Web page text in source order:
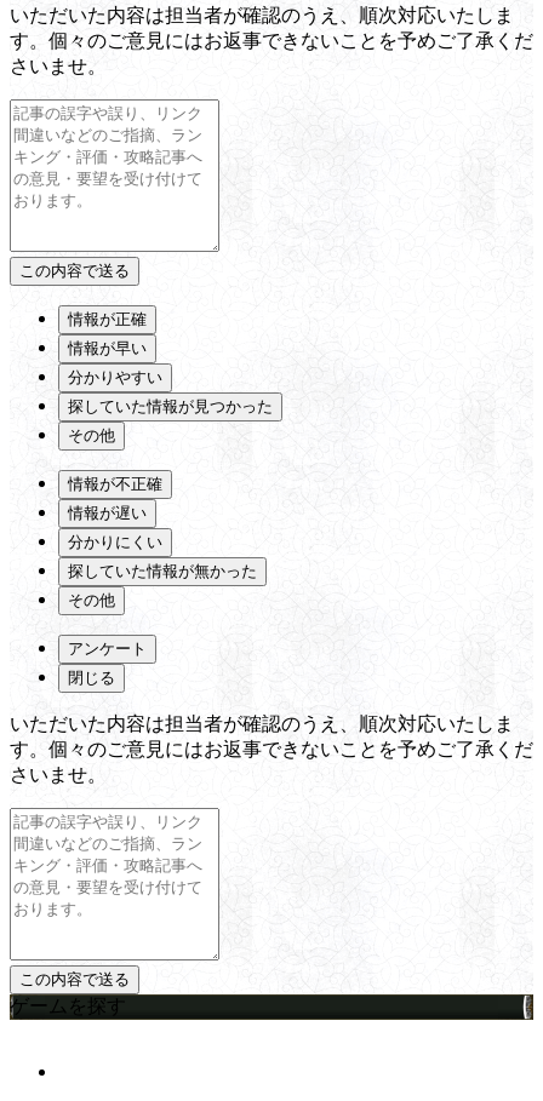
いただいた内容は担当者が確認のうえ、順次対応いたしま
す。個々のご意見にはお返事できないことを予めご了承くだ
さいませ。
情報が正確
情報が早い
分かりやすい
探していた情報が見つかった
その他
情報が不正確
情報が遅い
分かりにくい
探していた情報が無かった
その他
アンケート
閉じる
いただいた内容は担当者が確認のうえ、順次対応いたしま
す。個々のご意見にはお返事できないことを予めご了承くだ
さいませ。
ゲームを探す